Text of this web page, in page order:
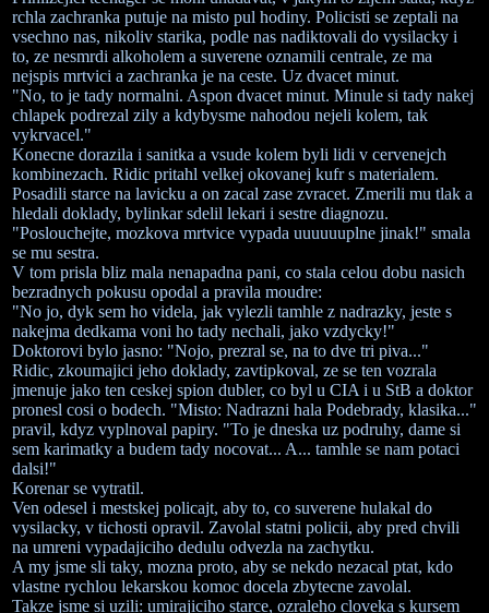
rchla zachranka putuje na misto pul hodiny. Policisti se zeptali na
vsechno nas, nikoliv starika, podle nas nadiktovali do vysilacky i
to, ze nesmrdi alkoholem a suverene oznamili centrale, ze ma
nejspis mrtvici a zachranka je na ceste. Uz dvacet minut.
"No, to je tady normalni. Aspon dvacet minut. Minule si tady nakej
chlapek podrezal zily a kdybysme nahodou nejeli kolem, tak
vykrvacel."
Konecne dorazila i sanitka a vsude kolem byli lidi v cervenejch
kombinezach. Ridic pritahl velkej okovanej kufr s materialem.
Posadili starce na lavicku a on zacal zase zvracet. Zmerili mu tlak a
hledali doklady, bylinkar sdelil lekari i sestre diagnozu.
"Poslouchejte, mozkova mrtvice vypada uuuuuuplne jinak!" smala
se mu sestra.
V tom prisla bliz mala nenapadna pani, co stala celou dobu nasich
bezradnych pokusu opodal a pravila moudre:
"No jo, dyk sem ho videla, jak vylezli tamhle z nadrazky, jeste s
nakejma dedkama voni ho tady nechali, jako vzdycky!"
Doktorovi bylo jasno: "Nojo, prezral se, na to dve tri piva..."
Ridic, zkoumajici jeho doklady, zavtipkoval, ze se ten vozrala
jmenuje jako ten ceskej spion dubler, co byl u CIA i u StB a doktor
pronesl cosi o bodech. "Misto: Nadrazni hala Podebrady, klasika..."
pravil, kdyz vyplnoval papiry. "To je dneska uz podruhy, dame si
sem karimatky a budem tady nocovat... A... tamhle se nam potaci
dalsi!"
Korenar se vytratil.
Ven odesel i mestskej policajt, aby to, co suverene hulakal do
vysilacky, v tichosti opravil. Zavolal statni policii, aby pred chvili
na umreni vypadajiciho dedulu odvezla na zachytku.
A my jsme sli taky, mozna proto, aby se nekdo nezacal ptat, kdo
vlastne rychlou lekarskou komoc docela zbytecne zavolal.
Takze jsme si uzili: umirajiciho starce, ozraleho cloveka s kursem